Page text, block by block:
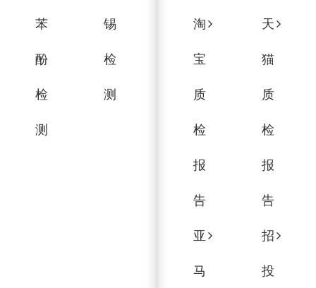
苯
酚
检
测
锡
检
测
淘
宝
质
检
报
告
天
猫
质
检
报
告
亚
马
招
投